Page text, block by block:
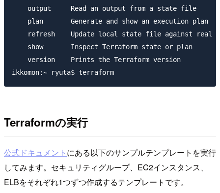
    output     Read an output from a state file
    plan       Generate and show an execution plan
refresh    Update local state file against real
    show       Inspect Terraform state or plan
    version    Prints the Terraform version
Terraformの実行
公式ドキュメント にある以下のサンプルテンプレートを実行
してみます。セキュリティグループ、EC2インスタンス、
ELBをそれぞれ1つずつ作成するテンプレートです。